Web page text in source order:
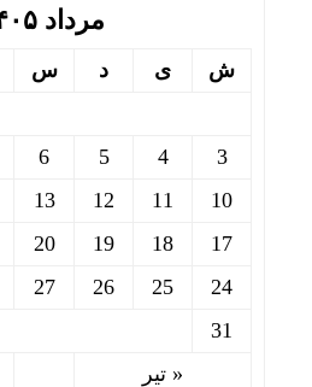
مرداد ۱۴۰۵
ش ی د س
« تیر
3
4
5
6
10
11
12
13
17
18
19
20
24
25
26
27
31